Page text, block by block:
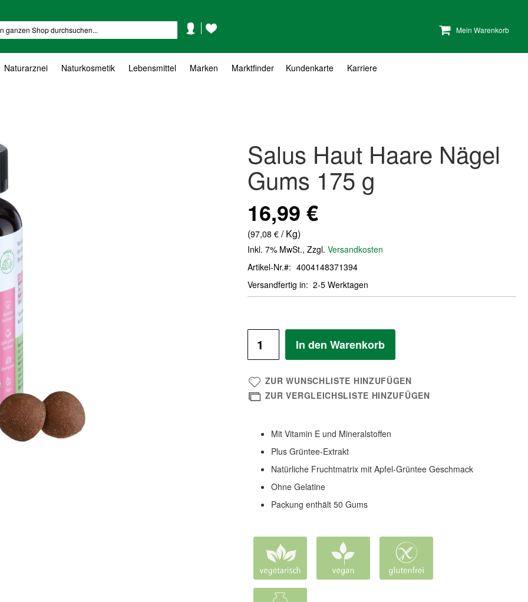
Mein Warenkorb
KontoWunschzettel
Naturarznei Naturkosmetik Lebensmittel Marken Marktfinder Kundenkarte Karriere
Salus Haut Haare Nägel
Gums 175 g
16,99 €
(97,08 €/ Kg)
Inkl. 7% MwSt., Zzgl. Versandkosten
Artikel-Nr.
4004148371394
Versandfertig in
2-5 Werktagen
In den Warenkorb
ZUR WUNSCHLISTE HINZUFÜGEN
ZUR VERGLEICHSLISTE HINZUFÜGEN
Mit Vitamin E und Mineralstoffen
Plus Grüntee-Extrakt
Natürliche Fruchtmatrix mit Apfel-Grüntee Geschmack
Ohne Gelatine
Packung enthält 50 Gums